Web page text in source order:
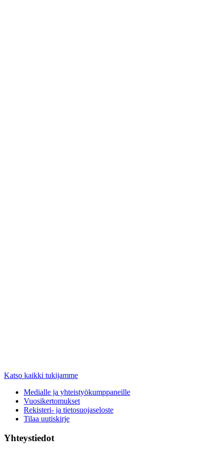
Katso kaikki tukijamme
Medialle ja yhteistyökumppaneille
Vuosikertomukset
Rekisteri- ja tietosuojaseloste
Tilaa uutiskirje
Yhteystiedot